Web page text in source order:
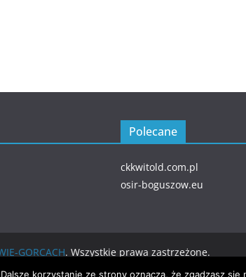
Polecane
ckkwitold.com.pl
osir-boguszow.eu
GORCACH. Wszystkie prawa zastrzeżone.
korzystanie ze strony oznacza, że zgadzasz się